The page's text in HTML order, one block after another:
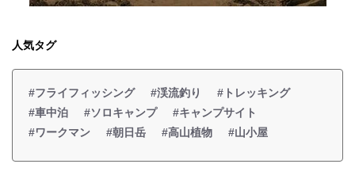
人気タグ
#フライフィッシング #渓流釣り
#トレッキング
#車中泊
#ソロキャンプ
#キャンプサイト
#ワークマン
#朝日岳 #高山植物 #山小屋